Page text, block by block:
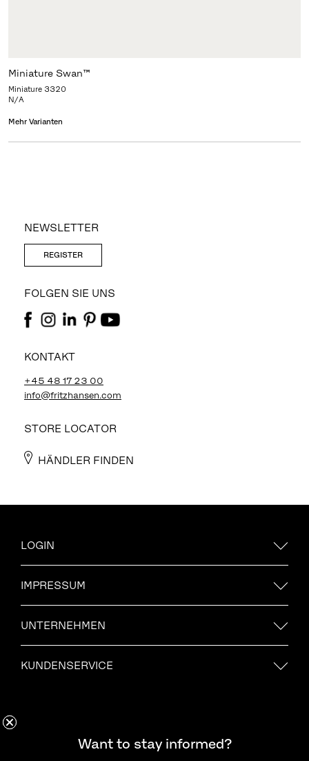
Miniature Swan™
Miniature 3320
N/A
Mehr Varianten
NEWSLETTER
REGISTER
FOLGEN SIE UNS
KONTAKT
+45 48 17 23 00
info@fritzhansen.com
STORE LOCATOR
HÄNDLER FINDEN
LOGIN
IMPRESSUM
UNTERNEHMEN
KUNDENSERVICE
Möchten Sie informiert bleiben?
Want to stay informed?